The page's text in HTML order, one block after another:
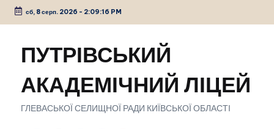
Перейти
сб, 8 серп. 2026 - 2:09:17 PM
ПУТРІВСЬКИЙ
АКАДЕМІЧНИЙ ЛІЦЕЙ
ГЛЕВАСЬКОЇ СЕЛИЩНОЇ РАДИ КИЇВСЬКОЇ ОБЛАСТІ